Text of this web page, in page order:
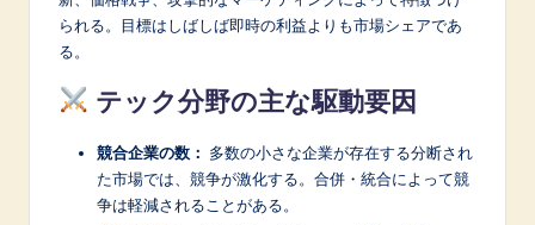
られる。目標はしばしば即時の利益よりも市場シェアであ
る。
テック分野の主な駆動要因
競合企業の数： 多数の小さな企業が存在する分断され
た市場では、競争が激化する。合併・統合によって競
争は軽減されることがある。